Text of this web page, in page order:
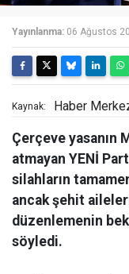
Yayınlanma: 06 Ağustos
Kaynak: Haber
Çerçeve yasanın
atmayan YENİ
silahların
ancak şehit
düzenlemenin
söyledi.